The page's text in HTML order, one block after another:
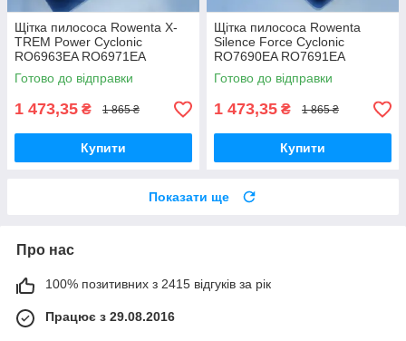
Щітка пилососа Rowenta X-
TREM Power Cyclonic
RO6963EA RO6971EA
RO6984EA підлога/килим
оригінал
Готово до відправки
1 473,35 ₴ 1 865 ₴
Купити
Щітка пилососа Rowenta
Silence Force Cyclonic
RO7690EA RO7691EA
RO7681EA RO7689EA
RO7634EA RO7649EA
підлога/килим оригінал
Готово до відправки
1 473,35 ₴ 1 865 ₴
Купити
Показати ще
Про нас
100% позитивних з 2415 відгуків за рік
Працює з 29.08.2016